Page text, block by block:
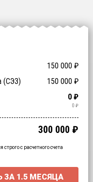
₽
150 000 ₽
(СЭЗ)
150 000 ₽
₽
₽
₽
₽
₽
₽
0 ₽
₽
₽
₽
₽
₽
0 ₽
15000 ₽
-15000
300 000 ₽
с расчетного счета
ЗА 1.5 МЕСЯЦА